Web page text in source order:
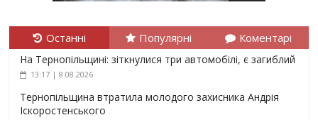
Останні Популярні Коментарі
На Тернопільщині: зіткнулися три автомобілі, є загиблий
13:17 | 8.08.2026
Тернопільщина втратила молодого захисника Андрія
Іскоростенського